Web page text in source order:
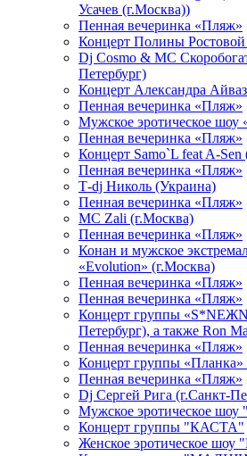
Усачев (г.Москва))
Пенная вечеринка «Пляж»
Концерт Полины
Dj Cosmo & МС
Петербург)
Концерт Александра
Пенная вечеринка «Пляж»
Мужское эротическое шоу
Пенная вечеринка «Пляж»
Концерт Samo`L feat A-Sen
Пенная вечеринка «Пляж»
Т-dj Николь (Украина)
Пенная вечеринка «Пляж»
МС Zali (г.Москва)
Пенная вечеринка «Пляж»
Конан и мужское
«Evolution» (г.Москва)
Пенная вечеринка «Пляж»
Пенная вечеринка «Пляж»
Концерт группы
Петербург), а также Ron
Пенная вечеринка «Пляж»
Концерт группы «Планка»
Пенная вечеринка «Пляж»
Dj Сергей Рига (г.Санкт-
Мужское эротическое
Концерт группы "КАСТА"
Женское эротическое